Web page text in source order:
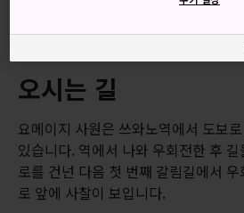
오시는 길
요메이지 사원은 쓰와노역에서 도보
있습니다. 역에서 나와 우회전한 후
로를 건넌 다음 첫 번째 갈림길에서
로 앞에 사찰이 보입니다.